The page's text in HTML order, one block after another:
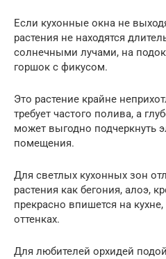
Если кухонные окна не
растения не находятся
солнечными лучами, на
горшок с фикусом.
Это растение крайне
требует частого полива, а
может выгодно подчеркнуть
помещения.
Для светлых кухонных зон
растения как бегония, алоэ,
прекрасно впишется на
оттенках.
Для любителей орхидей